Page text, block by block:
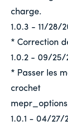
charge.
1.0.3 - 11/28/
* Correction
1.0.2 - 09/25/
* Passer les
crochet
1.0.1 - 04/27/